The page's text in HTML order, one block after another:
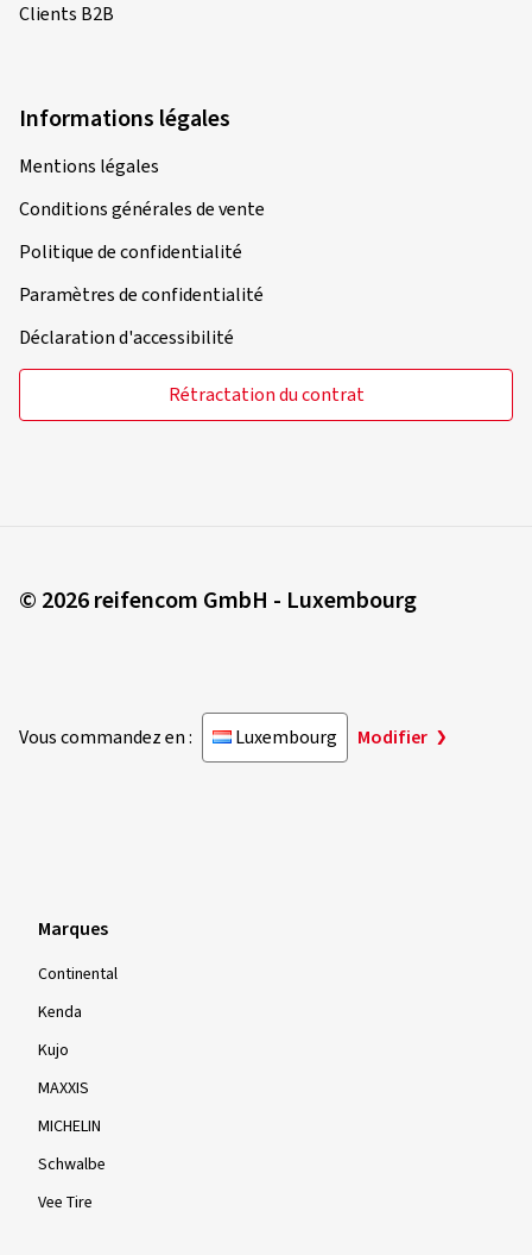
Clients B2B
Informations légales
Mentions légales
Conditions générales de vente
Politique de confidentialité
Paramètres de confidentialité
Déclaration d'accessibilité
Rétractation du contrat
© 2026 reifencom GmbH - Luxembourg
Vous commandez en : Luxembourg Modifier
Marques
Continental
Kenda
Kujo
MAXXIS
MICHELIN
Schwalbe
Vee Tire